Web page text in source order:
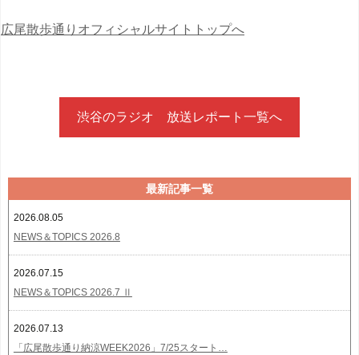
広尾散歩通りオフィシャルサイトトップへ
渋谷のラジオ 放送レポート一覧へ
最新記事一覧
2026.08.05
NEWS＆TOPICS 2026.8
2026.07.15
NEWS＆TOPICS 2026.7 Ⅱ
2026.07.13
「広尾散歩通り納涼WEEK2026」7/25スタート…